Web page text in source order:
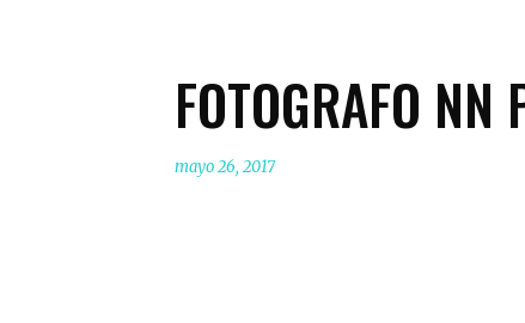
FOTOGRAFO
mayo 26, 2017